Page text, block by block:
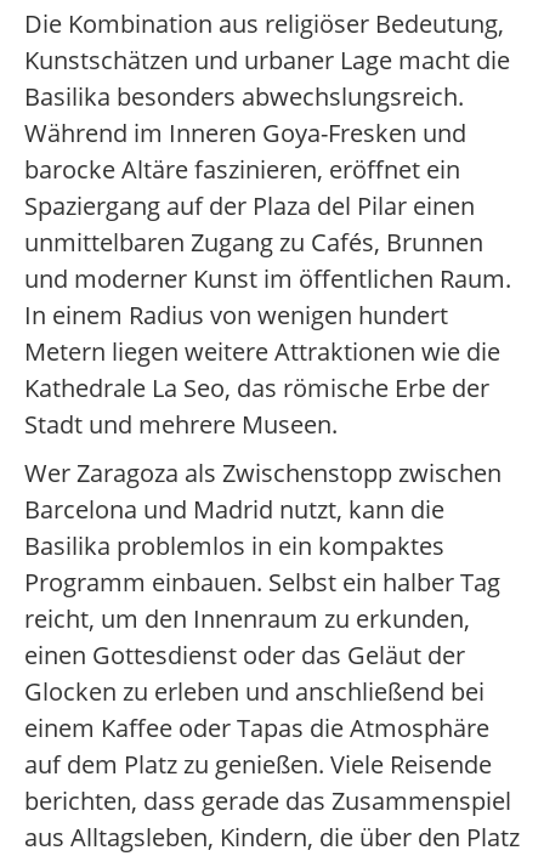
Die Kombination aus religiöser Bedeutung,
Kunstschätzen und urbaner Lage macht die
Basilika besonders abwechslungsreich.
Während im Inneren Goya-Fresken und
barocke Altäre faszinieren, eröffnet ein
Spaziergang auf der Plaza del Pilar einen
unmittelbaren Zugang zu Cafés, Brunnen
und moderner Kunst im öffentlichen Raum.
In einem Radius von wenigen hundert
Metern liegen weitere Attraktionen wie die
Kathedrale La Seo, das römische Erbe der
Stadt und mehrere Museen.
Wer Zaragoza als Zwischenstopp zwischen
Barcelona und Madrid nutzt, kann die
Basilika problemlos in ein kompaktes
Programm einbauen. Selbst ein halber Tag
reicht, um den Innenraum zu erkunden,
einen Gottesdienst oder das Geläut der
Glocken zu erleben und anschließend bei
einem Kaffee oder Tapas die Atmosphäre
auf dem Platz zu genießen. Viele Reisende
berichten, dass gerade das Zusammenspiel
aus Alltagsleben, Kindern, die über den Platz